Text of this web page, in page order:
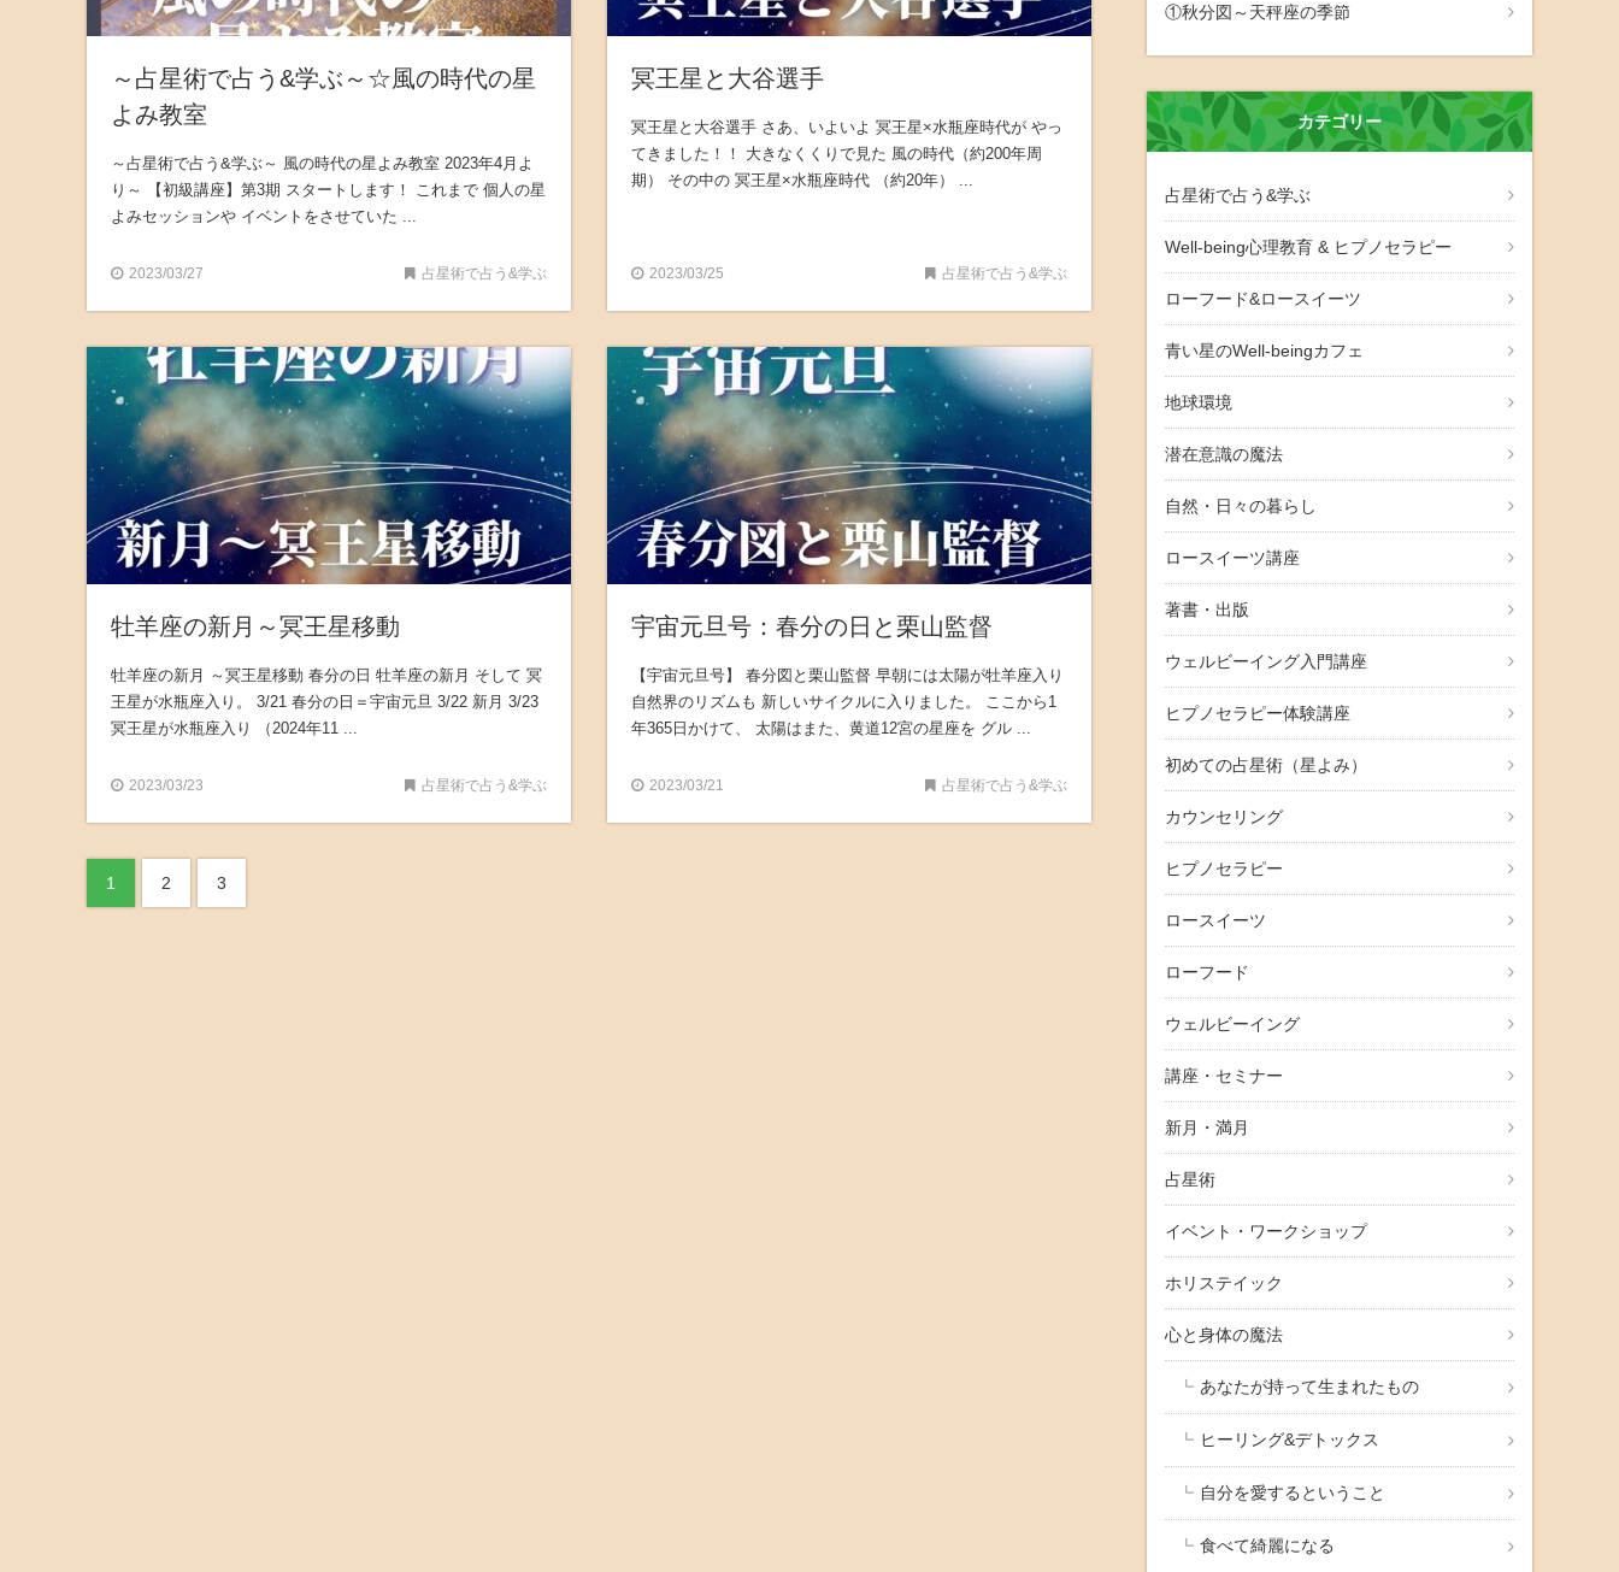
～占星術で占う&学ぶ～☆風の時代の星
よみ教室
～占星術で占う&学ぶ～ 風の時代の星よみ教室 2023年4月よ
り～ 【初級講座】第3期 スタートします！ これまで 個人の星
よみセッションや イベントをさせていた ...
2023/03/27 占星術で占う&学ぶ
冥王星と大谷選手
冥王星と大谷選手 さあ、いよいよ 冥王星×水瓶座時代が やっ
てきました！！ 大きなくくりで見た 風の時代（約200年周
期） その中の 冥王星×水瓶座時代 （約20年） ...
2023/03/25 占星術で占う&学ぶ
牡羊座の新月～冥王星移動
牡羊座の新月 ～冥王星移動 春分の日 牡羊座の新月 そして 冥
王星が水瓶座入り。 3/21 春分の日＝宇宙元旦 3/22 新月 3/23
冥王星が水瓶座入り （2024年11 ...
2023/03/23 占星術で占う&学ぶ
宇宙元旦号：春分の日と栗山監督
【宇宙元旦号】 春分図と栗山監督 早朝には太陽が牡羊座入り
自然界のリズムも 新しいサイクルに入りました。 ここから1
年365日かけて、 太陽はまた、黄道12宮の星座を グル ...
2023/03/21 占星術で占う&学ぶ
1 2 3
①秋分図～天秤座の季節
カテゴリー
占星術で占う&学ぶ
Well-being心理教育 & ヒプノセラピー
ローフード&ロースイーツ
青い星のWell-beingカフェ
地球環境
潜在意識の魔法
自然・日々の暮らし
ロースイーツ講座
著書・出版
ウェルビーイング入門講座
ヒプノセラピー体験講座
初めての占星術（星よみ）
カウンセリング
ヒプノセラピー
ロースイーツ
ローフード
ウェルビーイング
講座・セミナー
新月・満月
占星術
イベント・ワークショップ
ホリステイック
心と身体の魔法
あなたが持って生まれたもの
ヒーリング&デトックス
自分を愛するということ
食べて綺麗になる